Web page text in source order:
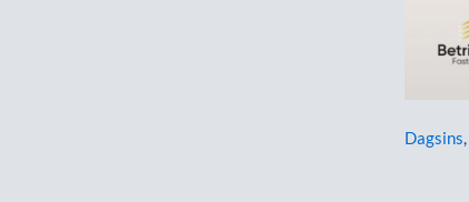
Dagsins,